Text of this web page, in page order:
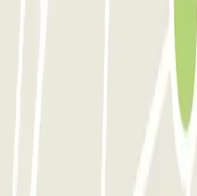
à Düsseldorf
Flughafen
Airport - Uncovered
Airport